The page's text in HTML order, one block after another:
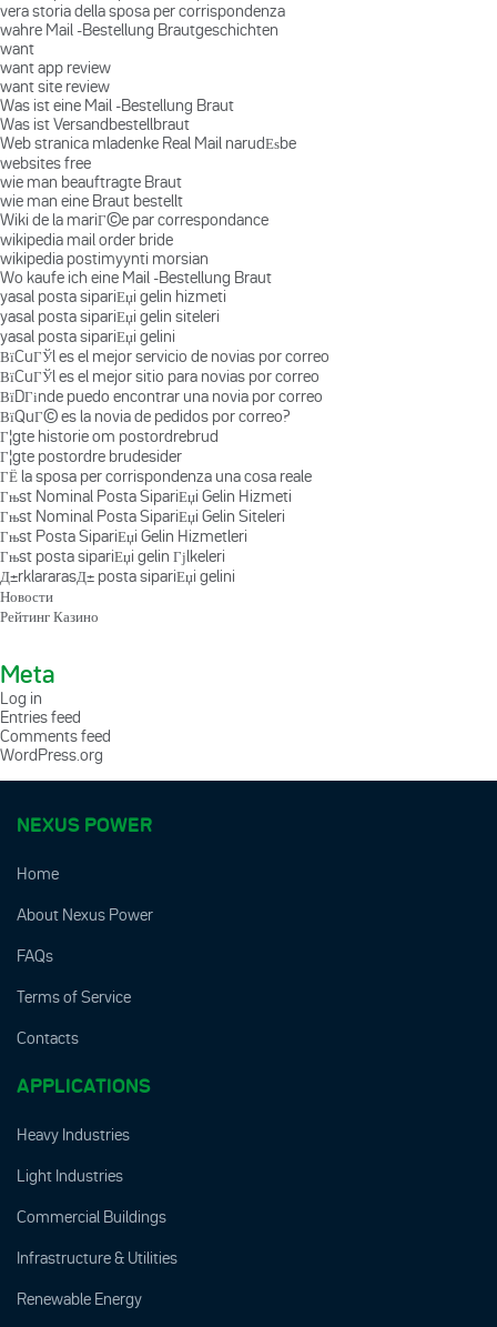
vera storia della sposa per corrispondenza
wahre Mail -Bestellung Brautgeschichten
want
want app review
want site review
Was ist eine Mail -Bestellung Braut
Was ist Versandbestellbraut
Web stranica mladenke Real Mail narudЕѕbe
websites free
wie man beauftragte Braut
wie man eine Braut bestellt
Wiki de la mariГ©e par correspondance
wikipedia mail order bride
wikipedia postimyynti morsian
Wo kaufe ich eine Mail -Bestellung Braut
yasal posta sipariЕџi gelin hizmeti
yasal posta sipariЕџi gelin siteleri
yasal posta sipariЕџi gelini
ВїCuГЎl es el mejor servicio de novias por correo
ВїCuГЎl es el mejor sitio para novias por correo
ВїDГіnde puedo encontrar una novia por correo
ВїQuГ© es la novia de pedidos por correo?
Г¦gte historie om postordrebrud
Г¦gte postordre brudesider
ГЁ la sposa per corrispondenza una cosa reale
Гњst Nominal Posta SipariЕџi Gelin Hizmeti
Гњst Nominal Posta SipariЕџi Gelin Siteleri
Гњst Posta SipariЕџi Gelin Hizmetleri
Гњst posta sipariЕџi gelin Гјlkeleri
Д±rklararasД± posta sipariЕџi gelini
Новости
Рейтинг Казино
Meta
Log in
Entries feed
Comments feed
WordPress.org
NEXUS POWER
Home
About Nexus Power
FAQs
Terms of Service
Contacts
APPLICATIONS
Heavy Industries
Light Industries
Commercial Buildings
Infrastructure & Utilities
Renewable Energy